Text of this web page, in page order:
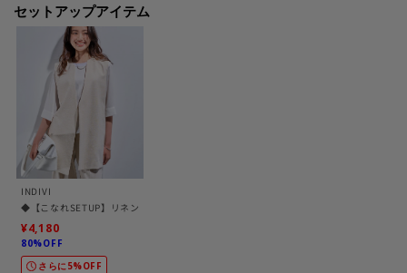
【仕様】
・ポケット数：横×2 後ろ×2
・前ファスナー
・ウエスト後ろゴム
・裏地なし
※こちらの商品はやや透け感があるため、インナーの着用をおすすめしま
す。
-・-・-・-・-・-・-・-・-・-・-・-・-・-・-・-・-・-・-・-・-・-
■気になるアイテムは『お気に入り登録』がおすすめです！■
セットアップアイテム
INDIVI
◆【こなれSETUP】リネンライクジレジャケット
¥4,180
80%OFF
さらに5%OFF